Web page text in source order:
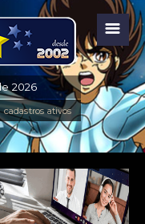
☰
cadastros ativos